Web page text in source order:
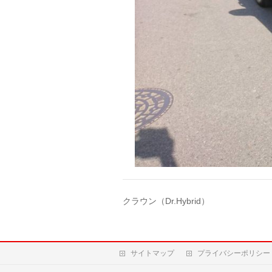
クラウン（Dr.Hybrid）
サイトマップ プライバシーポリシー